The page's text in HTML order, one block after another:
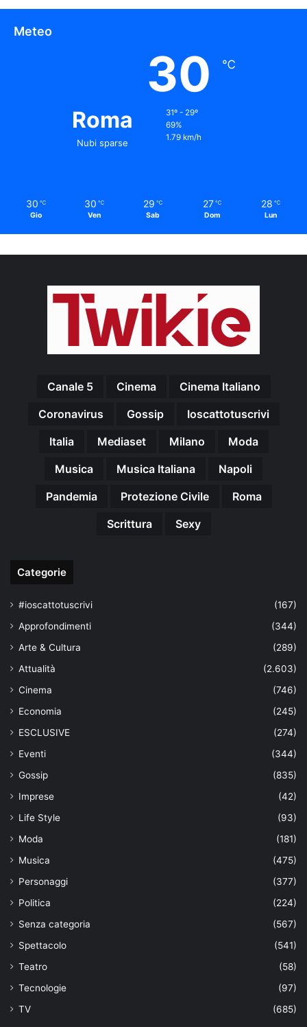
Meteo
Roma
Nubi sparse
30 ℃
31º - 29º
69%
1.79 km/h
30 ℃
Gio
30 ℃
Ven
29 ℃
Sab
27 ℃
Dom
28 ℃
Lun
Canale 5 Cinema
Cinema Italiano
Coronavirus
Gossip
Ioscattotuscrivi
Italia
Mediaset Milano
Moda
Musica
Musica Italiana
Napoli
Pandemia
Protezione Civile
Roma
Scrittura
Sexy
Categorie
#ioscattotuscrivi
(167)
Approfondimenti
(344)
Arte & Cultura
(289)
Attualità
(2.603)
Cinema
(746)
Economia
(245)
ESCLUSIVE
(274)
Eventi
(344)
Gossip
(835)
Imprese
(42)
Life Style
(93)
Moda
(181)
Musica
(475)
Personaggi
(377)
Politica
(224)
Senza categoria
(567)
Spettacolo
(541)
Teatro
(58)
Tecnologie
(97)
TV
(685)